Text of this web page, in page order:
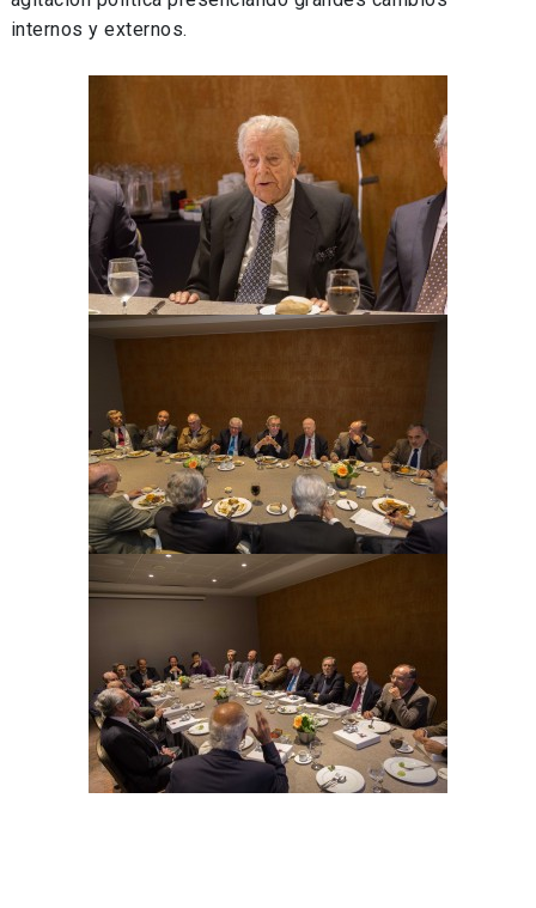
internos y externos.